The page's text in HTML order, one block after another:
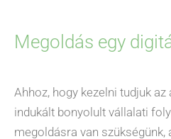
Megoldás egy
Ahhoz, hogy kezelni tudjuk
indukált bonyolult vállalati
megoldásra van szükségünk,